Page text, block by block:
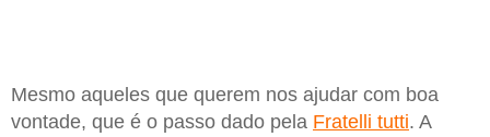
Mesmo aqueles que querem nos ajudar com boa
vontade, que é o passo dado pela Fratelli tutti. A